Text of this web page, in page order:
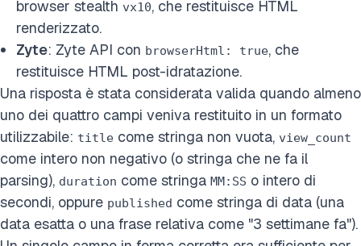
browser stealth vx10, che restituisce HTML
renderizzato.
Zyte: Zyte API con browserHtml: true, che
restituisce HTML post-idratazione.
Una risposta è stata considerata valida quando almeno
uno dei quattro campi veniva restituito in un formato
utilizzabile: title come stringa non vuota, view_count
come intero non negativo (o stringa che ne fa il
parsing), duration come stringa MM:SS o intero di
secondi, oppure published come stringa di data (una
data esatta o una frase relativa come "3 settimane fa").